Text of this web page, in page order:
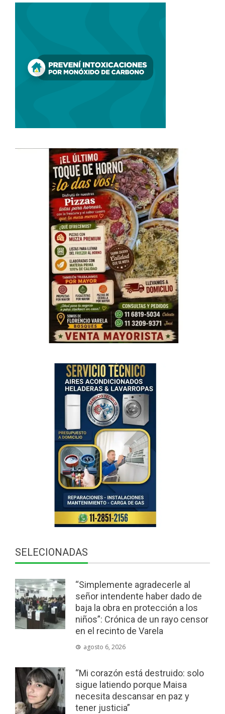
SELECIONADAS
“Simplemente agradecerle al
señor intendente haber dado de
baja la obra en protección a los
niños”: Crónica de un rayo censor
en el recinto de Varela
agosto 6, 2026
“Mi corazón está destruido: solo
sigue latiendo porque Maisa
necesita descansar en paz y
tener justicia”